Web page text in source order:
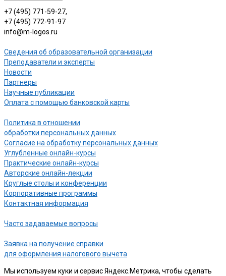
+7 (495) 771-59-27,
+7 (495) 772-91-97
info@m-logos.ru
Сведения об образовательной организации
Преподаватели и эксперты
Новости
Партнеры
Научные публикации
Оплата с помощью банковской карты
Политика в отношении
обработки персональных данных
Согласие на обработку персональных данных
Углубленные онлайн-курсы
Практические онлайн-курсы
Авторские онлайн-лекции
Круглые столы и конференции
Корпоративные программы
Контактная информация
Часто задаваемые вопросы
Заявка на получение справки
для оформления налогового вычета
Мы используем куки и сервис Яндекс.Метрика, чтобы сделать